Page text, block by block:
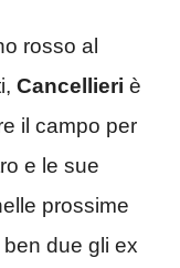
rosso al
Cancellieri è
il campo per
e le sue
prossime
due gli ex